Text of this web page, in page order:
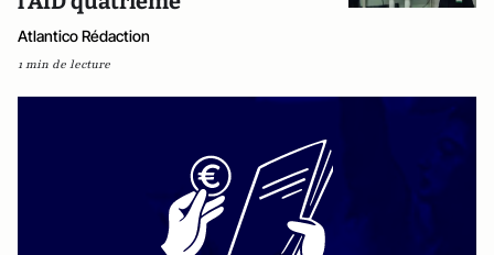
Atlantico Rédaction
1 min de lecture